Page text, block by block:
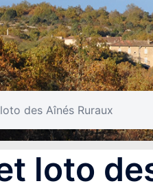
des Aînés Ruraux
loto